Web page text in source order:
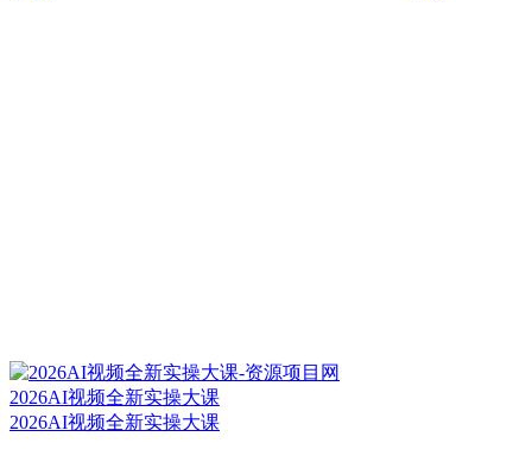
2026AI视频全新实操大课
2026AI视频全新实操大课